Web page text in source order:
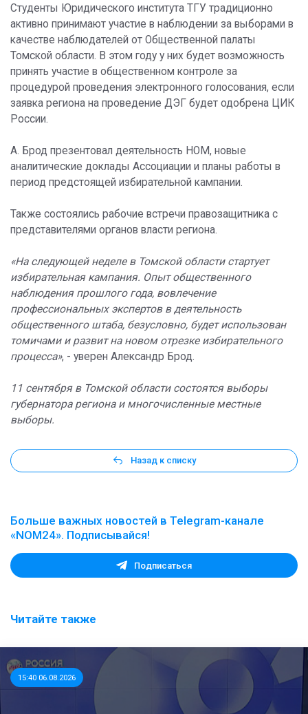
Студенты Юридического института ТГУ традиционно
активно принимают участие в наблюдении за выборами в
качестве наблюдателей от Общественной палаты
Томской области. В этом году у них будет возможность
принять участие в общественном контроле за
процедурой проведения электронного голосования, если
заявка региона на проведение ДЭГ будет одобрена ЦИК
России.
А. Брод презентовал деятельность НОМ, новые
аналитические доклады Ассоциации и планы работы в
период предстоящей избирательной кампании.
Также состоялись рабочие встречи правозащитника с
представителями органов власти региона.
«На следующей неделе в Томской области стартует
избирательная кампания. Опыт общественного
наблюдения прошлого года, вовлечение
профессиональных экспертов в деятельность
общественного штаба, безусловно, будет использован
томичами и развит на новом отрезке избирательного
процесса», - уверен Александр Брод.
11 сентября в Томской области состоятся выборы
губернатора региона и многочисленные местные
выборы.
Назад к списку
Больше важных новостей в Telegram-канале
«NOM24». Подписывайся!
Подписаться
Читайте также
15:40 06.08.2026